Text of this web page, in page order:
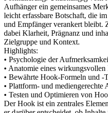
Aufhänger ein gemeinsames
leicht erfassbare Botschaft, die
und Empfänger verankert bleibt.
dabei Klarheit, Prägnanz und
Zielgruppe und Kontext.
Highlights:
• Psychologie der
• Anatomie eines wirkungsvollen
• Bewährte Hook‑Formeln und
• Plattform‑ und mediengerechte
• Testen und Optimieren von
Der Hook ist ein zentrales